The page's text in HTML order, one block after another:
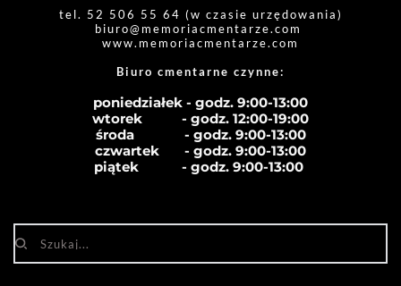
tel. 52 506 55 64 (w czasie urzędowania)
biuro@memoriacmentarze.com
www.memoriacmentarze.com
Biuro cmentarne czynne:
poniedziałek - godz. 9:00-13:00
wtorek           - godz. 12:00-19:00
środa              - godz. 9:00-13:00
czwartek       - godz. 9:00-13:00
piątek            - godz. 9:00-13:00